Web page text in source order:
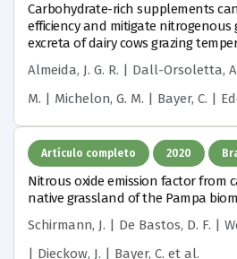
Carbohydrate-rich supplements
efficiency and mitigate nitrogenous
excreta of dairy cows grazing
Almeida, J. G. R. | Dall-Orsoletta,
M. | Michelon, G. M. | Bayer, C. |
Artículo completo 2020
Nitrous oxide emission factor from
native grassland of the Pampa
Schirmann, J. | De Bastos, D. F. |
| Dieckow, J. | Bayer, C. et al.